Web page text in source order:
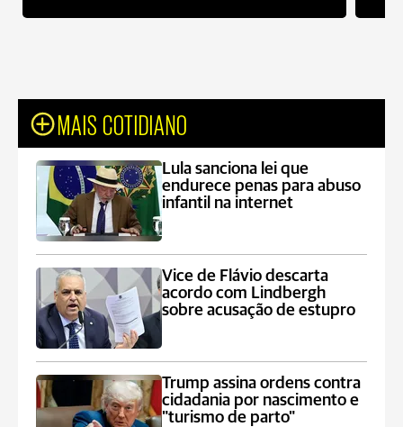
MAIS COTIDIANO
Lula sanciona lei que
endurece penas para abuso
infantil na internet
Vice de Flávio descarta
acordo com Lindbergh
sobre acusação de estupro
Trump assina ordens contra
cidadania por nascimento e
"turismo de parto"